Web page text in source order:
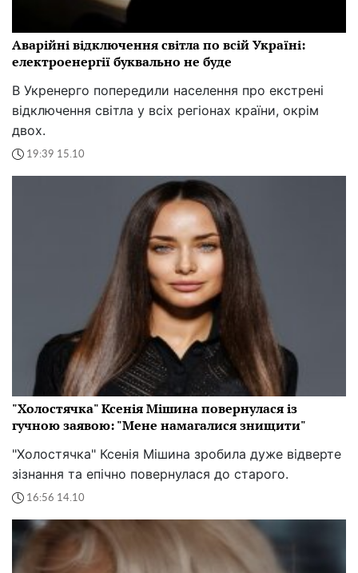
Аварійні відключення світла по всій Україні:
електроенергії буквально не буде
В Укренерго попередили населення про екстрені
відключення світла у всіх регіонах країни, окрім
двох.
19:39 15.10
"Холостячка" Ксенія Мішина повернулася із
гучною заявою: "Мене намагалися знищити"
"Холостячка" Ксенія Мішина зробила дуже відверте
зізнання та епічно повернулася до старого.
16:56 14.10